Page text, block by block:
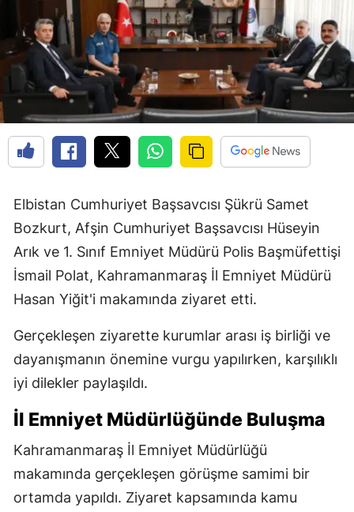
Elbistan Cumhuriyet Başsavcısı Şükrü Samet
Bozkurt, Afşin Cumhuriyet Başsavcısı Hüseyin
Arık ve 1. Sınıf Emniyet Müdürü Polis Başmüfettişi
İsmail Polat, Kahramanmaraş İl Emniyet Müdürü
Hasan Yiğit'i makamında ziyaret etti.
Gerçekleşen ziyarette kurumlar arası iş birliği ve
dayanışmanın önemine vurgu yapılırken, karşılıklı
iyi dilekler paylaşıldı.
İl Emniyet Müdürlüğünde Buluşma
Kahramanmaraş İl Emniyet Müdürlüğü
makamında gerçekleşen görüşme samimi bir
ortamda yapıldı. Ziyaret kapsamında kamu